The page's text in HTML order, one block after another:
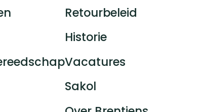
Retourbeleid
Historie
Vacatures
Sakol